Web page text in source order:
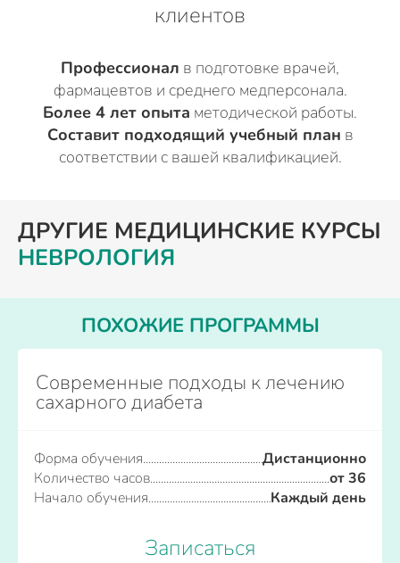
клиентов
Профессионал в подготовке врачей,
фармацевтов и среднего медперсонала.
Более 4 лет опыта методической работы.
Составит подходящий учебный план в
соответствии с вашей квалификацией.
ДРУГИЕ МЕДИЦИНСКИЕ КУРСЫ
НЕВРОЛОГИЯ
ПОХОЖИЕ ПРОГРАММЫ
Современные подходы к лечению
сахарного диабета
Форма обучения
Дистанционно
Количество часов
от 36
Начало обучения
Каждый день
Записаться